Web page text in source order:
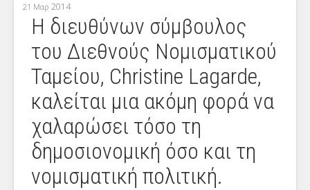
21 Μαρ 2014
Η διευθύνων σύμβουλος
του Διεθνούς Νομισματικού
Ταμείου, Christine Lagarde,
καλείται μια ακόμη φορά να
χαλαρώσει τόσο τη
δημοσιονομική όσο και τη
νομισματική πολιτική.